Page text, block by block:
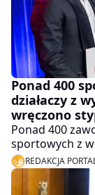
Ponad 400
działaczy z
wręczono
Ponad 400
sportowych z
otrzymało
za wyniki
15 maja, w
REDAKCJA